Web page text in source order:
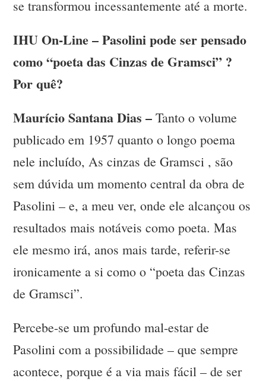
se transformou incessantemente até a morte.
IHU On-Line – Pasolini pode ser pensado
como “poeta das Cinzas de Gramsci” ?
Por quê?
Maurício Santana Dias – Tanto o volume
publicado em 1957 quanto o longo poema
nele incluído, As cinzas de Gramsci , são
sem dúvida um momento central da obra de
Pasolini – e, a meu ver, onde ele alcançou os
resultados mais notáveis como poeta. Mas
ele mesmo irá, anos mais tarde, referir-se
ironicamente a si como o “poeta das Cinzas
de Gramsci”.
Percebe-se um profundo mal-estar de
Pasolini com a possibilidade – que sempre
acontece, porque é a via mais fácil – de ser